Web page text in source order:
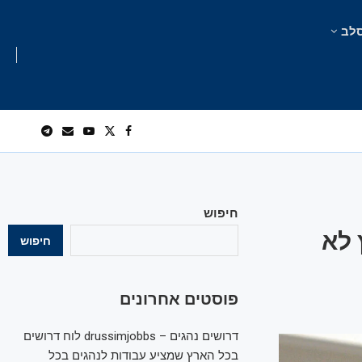
לא
חיפוש
חיפוש
פוסטים אחרונים
דרושים נהגים – drussimjobbs לוח דרושים
בכל הארץ שמציע עבודות לנהגים בכל